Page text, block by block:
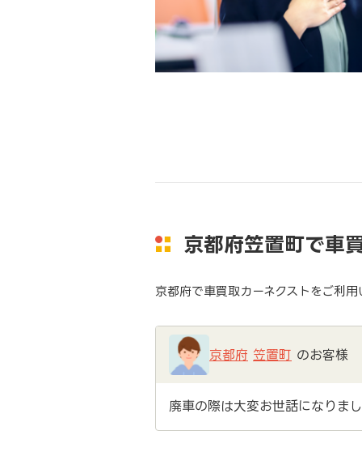
京都府笠置町で車
京都府で車買取カーネクストをご利
京都府 笠置町 のお客様
廃車の際は大変お世話になりま